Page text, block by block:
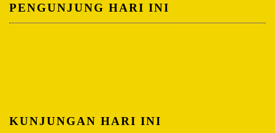
PENGUNJUNG HARI INI
KUNJUNGAN HARI INI